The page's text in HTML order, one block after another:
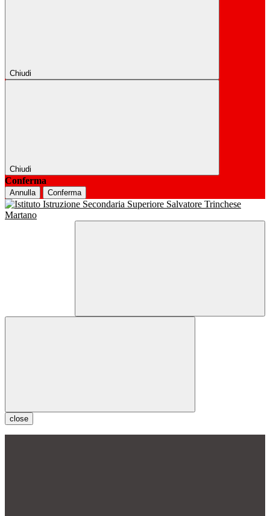
Chiudi
Chiudi
Conferma
Annulla Conferma
close